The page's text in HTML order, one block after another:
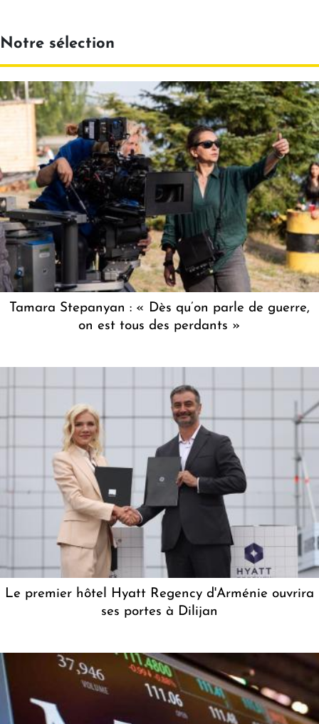
Notre sélection
Tamara Stepanyan : « Dès qu’on parle de guerre,
on est tous des perdants »
Le premier hôtel Hyatt Regency d'Arménie ouvrira
ses portes à Dilijan